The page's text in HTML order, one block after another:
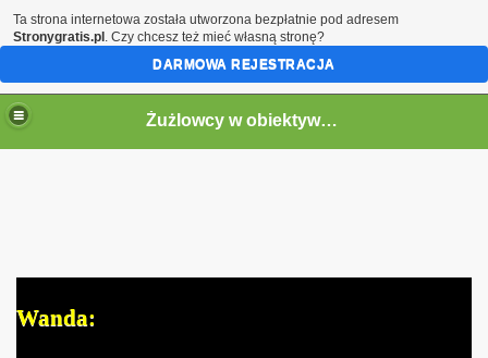
Żużlowcy w obiektywie by Speed
Wanda:
Ta strona internetowa została utworzona bezpłatnie pod adresem
Stronygratis.pl . Czy chcesz też mieć własną stronę?
DARMOWA REJESTRACJA